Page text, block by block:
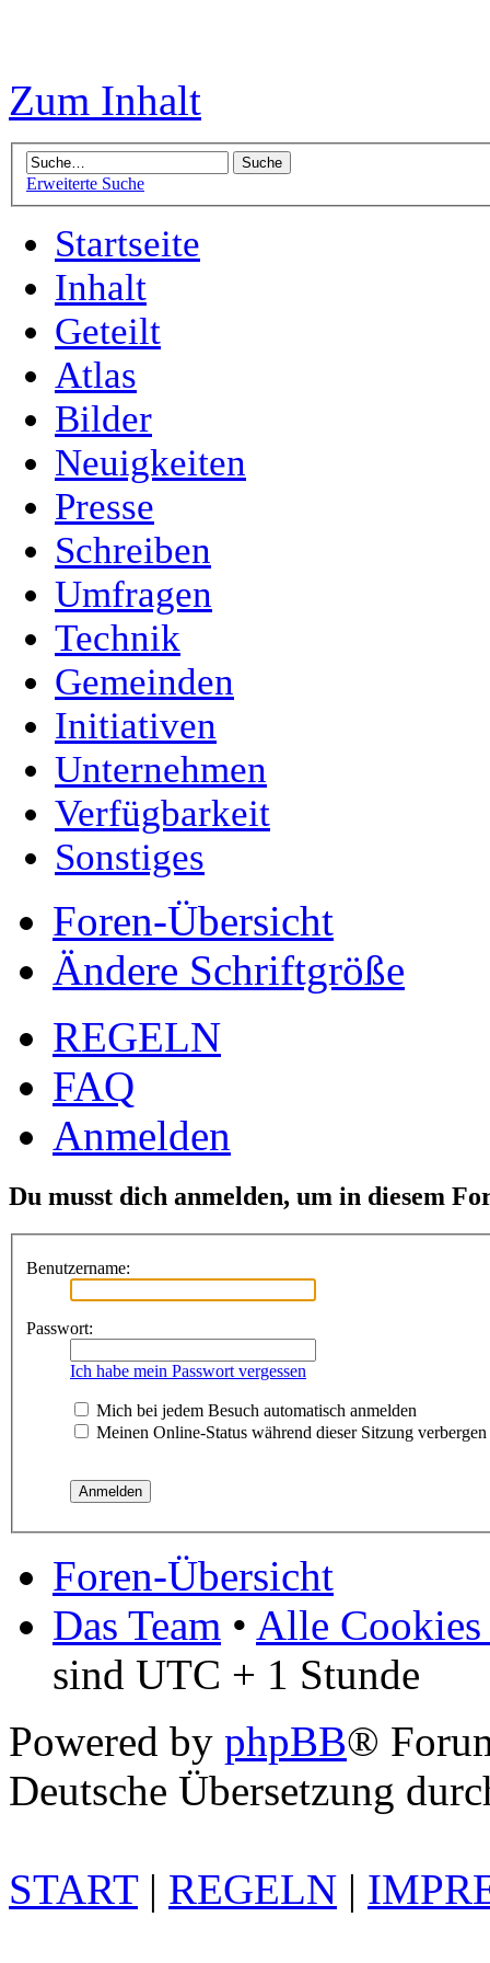
Zum Inhalt
Erweiterte Suche
Startseite
Inhalt
Geteilt
Atlas
Bilder
Neuigkeiten
Presse
Schreiben
Umfragen
Technik
Gemeinden
Initiativen
Unternehmen
Verfügbarkeit
Sonstiges
Foren-Übersicht
Ändere Schriftgröße
REGELN
FAQ
Anmelden
Du musst dich anmelden, um in diesem
Benutzername:
Passwort:
Ich habe mein Passwort vergessen
Mich bei jedem Besuch automatisch anmelden
Meinen Online-Status während dieser Sitzung verbergen
Foren-Übersicht
Das Team • Alle Cookies
sind UTC + 1 Stunde
Powered by phpBB®
Deutsche Übersetzung
START| REGELN |